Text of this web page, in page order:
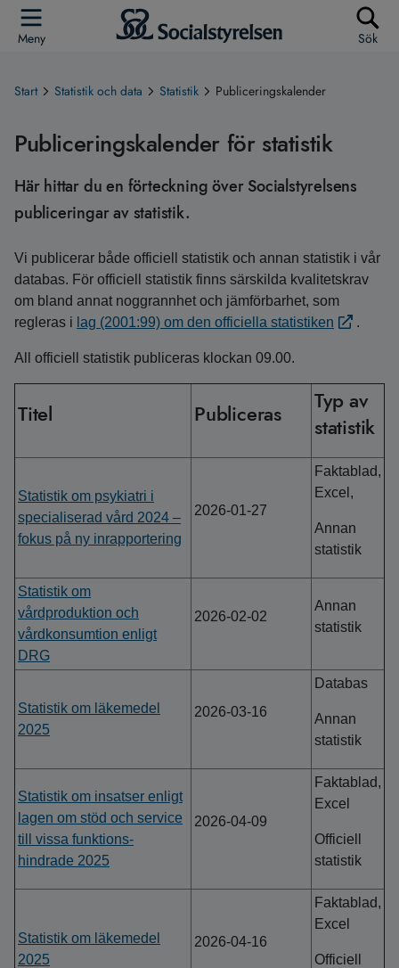
Meny Sök
Start Statistik och data Statistik Publiceringskalender
Publiceringskalender för statistik
Här hittar du en förteckning över Socialstyrelsens
publiceringar av statistik.
Vi publicerar både officiell statistik och annan statistik i vår
databas. För officiell statistik finns särskilda kvalitetskrav
om bland annat noggrannhet och jämförbarhet, som
regleras i lag (2001:99) om den officiella statistiken .
All officiell statistik publiceras klockan 09.00.
Titel Publiceras
Typ av
statistik
Statistik om psykiatri i
specialiserad vård 2024 –
fokus på ny inrapportering
2026-01-27
Faktablad,
Excel,
Annan
statistik
Statistik om
vårdproduktion och
vårdkonsumtion enligt
DRG
2026-02-02
Annan
statistik
Statistik om läkemedel
2025
2026-03-16
Databas
Annan
statistik
Statistik om insatser enligt
lagen om stöd och service
till vissa funktions-
hindrade 2025
2026-04-09
Faktablad,
Excel
Officiell
statistik
Statistik om läkemedel
2025
2026-04-16
Faktablad,
Excel
Officiell